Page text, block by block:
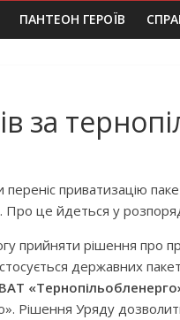
ПАНТЕОН ГЕРОЇВ
за
переніс приватизацію
це йдеться у
прийняти рішення про
державних
ВАТ
Рішення Уряду